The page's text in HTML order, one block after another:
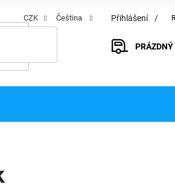
CZK Čeština Přihlášení